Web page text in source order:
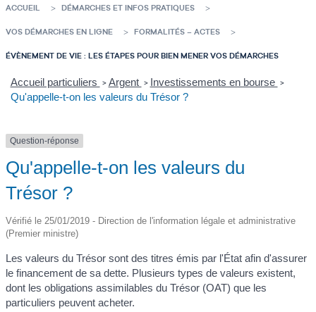
ACCUEIL DÉMARCHES ET INFOS PRATIQUES
VOS DÉMARCHES EN LIGNE FORMALITÉS – ACTES
ÉVÈNEMENT DE VIE : LES ÉTAPES POUR BIEN MENER VOS DÉMARCHES
Accueil particuliers > Argent > Investissements en bourse >
Qu'appelle-t-on les valeurs du Trésor ?
Question-réponse
Qu'appelle-t-on les valeurs du
Trésor ?
Vérifié le 25/01/2019 - Direction de l'information légale et administrative
(Premier ministre)
Les valeurs du Trésor sont des titres émis par l'État afin d'assurer
le financement de sa dette. Plusieurs types de valeurs existent,
dont les obligations assimilables du Trésor (OAT) que les
particuliers peuvent acheter.